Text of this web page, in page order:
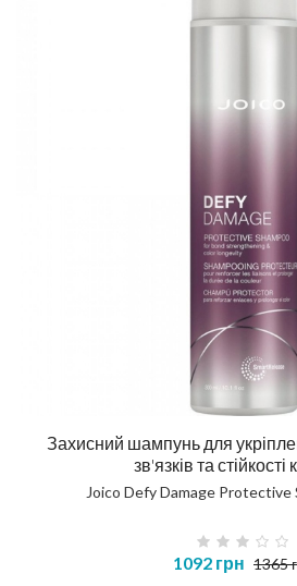
Захисний шампунь для
зв'язків та стійкості
Joico Defy Damage Protective
1092 грн 1365